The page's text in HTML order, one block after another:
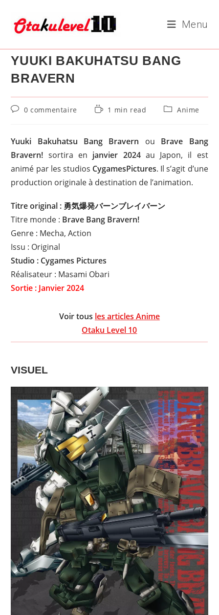
content
Menu
YUUKI BAKUHATSU BANG
BRAVERN
Commentaires
publication :
0 commentaire
Temps1 min read
PostAnime
Yuuki Bakuhatsu Bang Bravern ou Brave Bang
Bravern! sortira en janvier 2024au Japon, il est
animé par les studios CygamesPictures. Il s’agit d’une
production originale à destination de l’animation.
Titre original : 勇気爆発バーンブレイバーン
Titre monde : Brave Bang Bravern!
Genre : Mecha, Action
Issu : Original
Studio : Cygames Pictures
Réalisateur : Masami Obari
Sortie : Janvier 2024
Voir tous les articles Anime
Otaku Level 10
VISUEL